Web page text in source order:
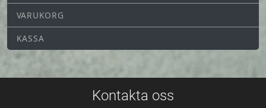
VARUKORG
KASSA
Kontakta oss